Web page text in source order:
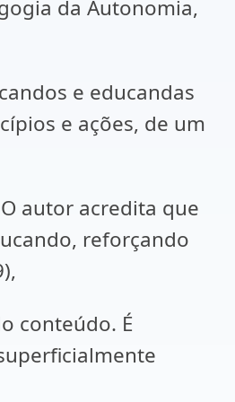
da Autonomia,
e educandas
e ações, de um
autor acredita que
reforçando
conteúdo. É